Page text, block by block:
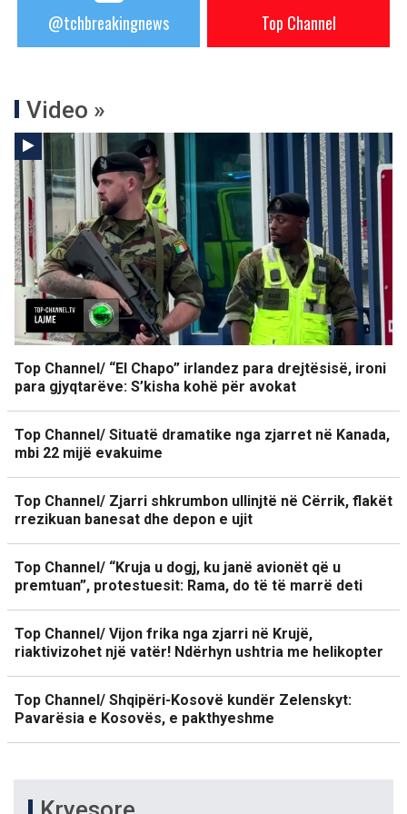
@tchbreakingnews Top Channel
Video »
Top Channel/ “El Chapo” irlandez para drejtësisë, ironi
para gjyqtarëve: S’kisha kohë për avokat
Top Channel/ Situatë dramatike nga zjarret në Kanada,
mbi 22 mijë evakuime
Top Channel/ Zjarri shkrumbon ullinjtë në Cërrik, flakët
rrezikuan banesat dhe depon e ujit
Top Channel/ “Kruja u dogj, ku janë avionët që u
premtuan”, protestuesit: Rama, do të të marrë deti
Top Channel/ Vijon frika nga zjarri në Krujë,
riaktivizohet një vatër! Ndërhyn ushtria me helikopter
Top Channel/ Shqipëri-Kosovë kundër Zelenskyt:
Pavarësia e Kosovës, e pakthyeshme